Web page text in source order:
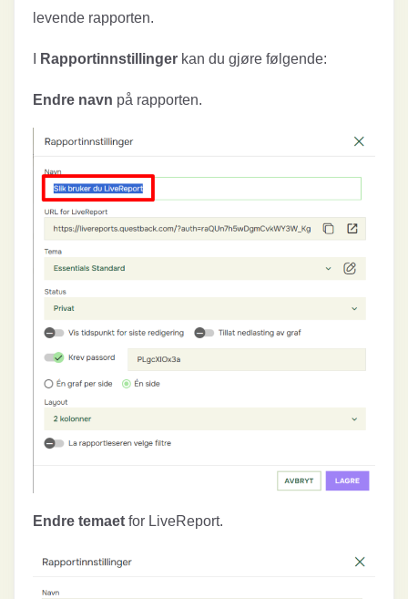
levende rapporten.
Rapportinnstillinger kan du gjøre følgende:
Endre navn på rapporten.
Endre temaet for LiveReport.